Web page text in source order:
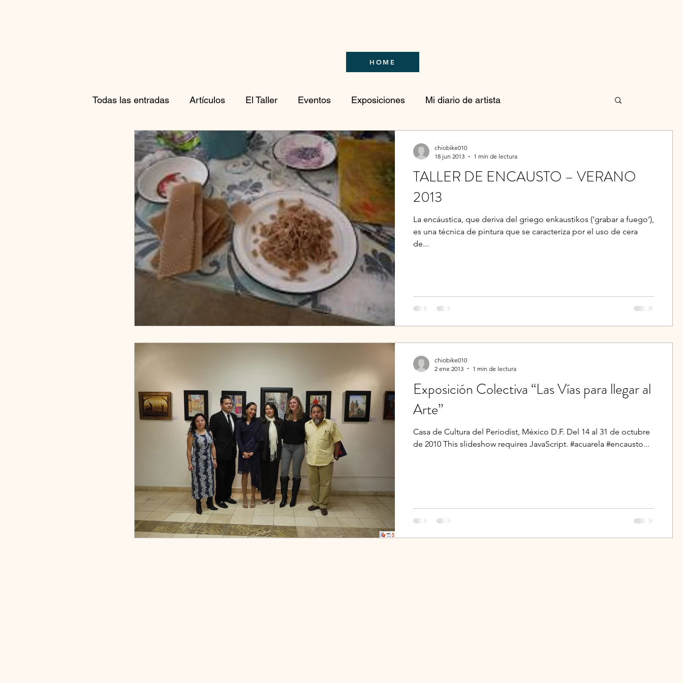
HOME
Todas las entradas Artículos El Taller Eventos Exposiciones Mi diario de artista
Proyectos Culturales Videos Procesos de obra EL TALLER
TALLER DE ENCAUSTO – VERANO
2013
La encáustica, que deriva del griego enkaustikos (‘grabar a fuego’),
es una técnica de pintura que se caracteriza por el uso de cera
de...
chiobike010
18 jun 2013
1 min de lectura
Exposición Colectiva “Las Vías para llegar al
Arte”
Casa de Cultura del Periodist, México D.F. Del 14 al 31 de octubre
de 2010 This slideshow requires JavaScript. #acuarela #encausto...
chiobike010
2 ene 2013
1 min de lectura